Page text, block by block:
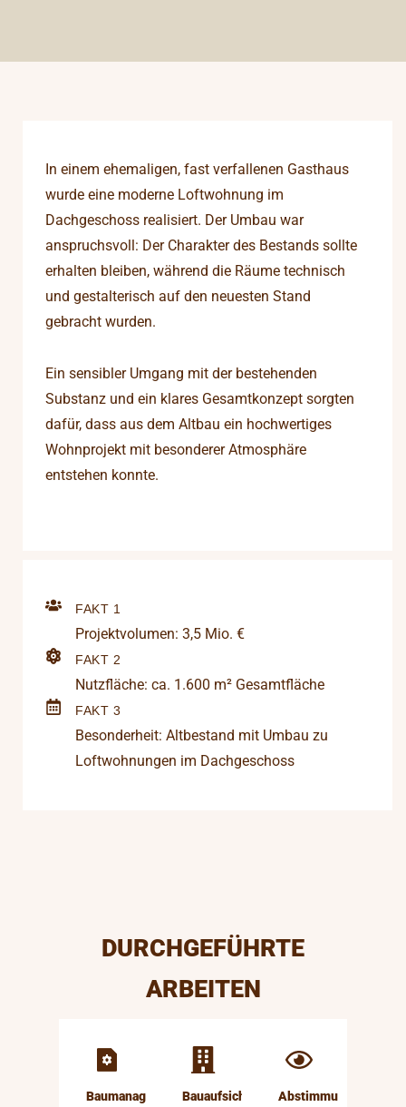
In einem ehemaligen, fast verfallenen Gasthaus
wurde eine moderne Loftwohnung im
Dachgeschoss realisiert. Der Umbau war
anspruchsvoll: Der Charakter des Bestands sollte
erhalten bleiben, während die Räume technisch
und gestalterisch auf den neuesten Stand
gebracht wurden.
Ein sensibler Umgang mit der bestehenden
Substanz und ein klares Gesamtkonzept sorgten
dafür, dass aus dem Altbau ein hochwertiges
Wohnprojekt mit besonderer Atmosphäre
entstehen konnte.
FAKT 1
Projektvolumen: 3,5 Mio. €
FAKT 2
Nutzfläche: ca. 1.600 m² Gesamtfläche
FAKT 3
Besonderheit: Altbestand mit Umbau zu
Loftwohnungen im Dachgeschoss
DURCHGEFÜHRTE
ARBEITEN
BaumanagementBauaufsicht
Abstimmung